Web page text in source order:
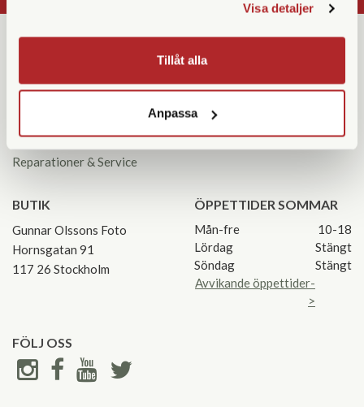
Visa detaljer
Tillåt alla
Anpassa
Kontakta oss
Reparationer & Service
KONTAKTA OSS
08 55 60 60 50
BUTIK
Gunnar Olssons Foto
Hornsgatan 91
117 26 Stockholm
ÖPPETTIDER SOMMAR
Mån-fre
10-18
Lördag
Stängt
Söndag
Stängt
Avvikande öppettider-
>
FÖLJ OSS